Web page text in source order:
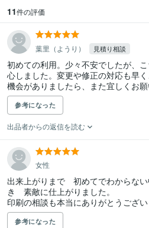
11件の評価
葉里（ようり） 見積り相談
初めての利用。少々不安でしたが、
心しました。変更や修正の対応も早く
機会がありましたら、また宜しくお願
参考になった
出品者からの返信を読む
女性
出来上がりまで　初めてでわからな
き　素敵に仕上がりました。
印刷の相談も本当にありがとうござい
参考になった